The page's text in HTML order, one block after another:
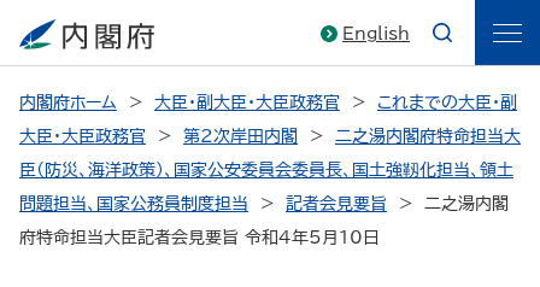
English
内閣府ホーム 大臣・副大臣・大臣政務官
これまでの大臣・副
大臣・大臣政務官
第2次岸田内閣
二之湯内閣府特命担当大
臣（防災、海洋政策）、国家公安委員会委員長、国土強靱化担当、領土
問題担当、国家公務員制度担当
記者会見要旨
二之湯内閣
府特命担当大臣記者会見要旨 令和4年5月10日